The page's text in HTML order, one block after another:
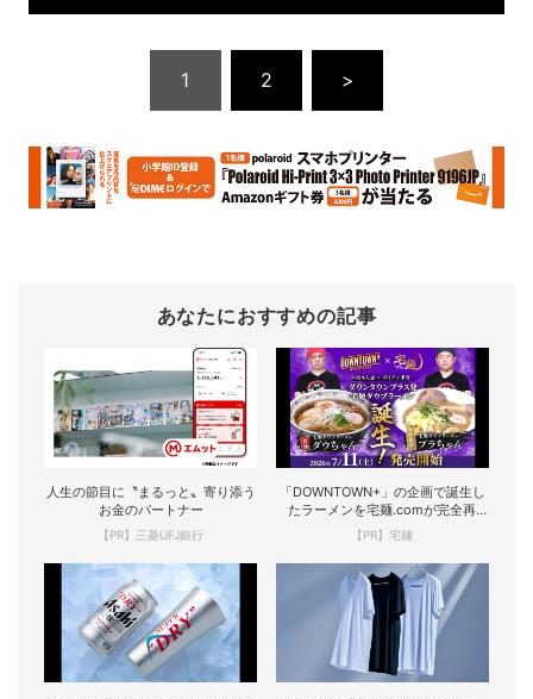
1 2 >
あなたにおすすめの記事
人生の節目に〝まるっと〟寄り添う
お金のパートナー
【PR】三菱UFJ銀行
「DOWNTOWN+」の企画で誕生し
たラーメンを宅麺.comが完全再
現！
【PR】宅麺